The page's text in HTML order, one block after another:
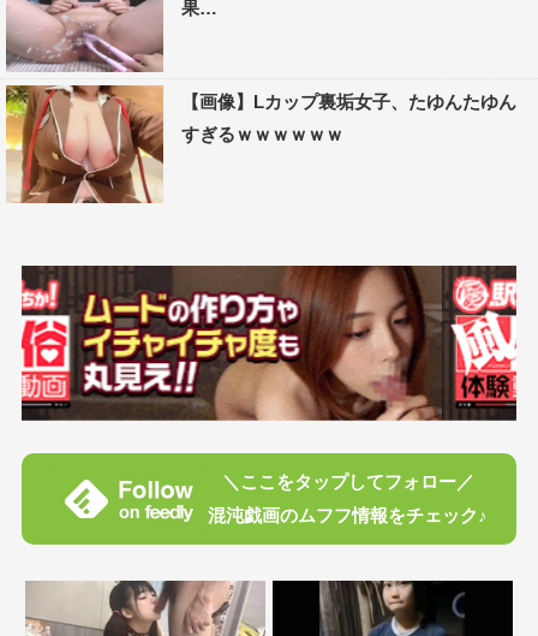
果…
【画像】Lカップ裏垢女子、たゆんたゆん
すぎるｗｗｗｗｗｗ
＼ここをタップしてフォロー／
混沌戯画のムフフ情報をチェック♪